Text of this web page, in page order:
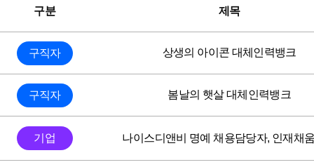
구분 제목
구직자 상생의 아이콘 대체인력뱅크
구직자 봄날의 햇살 대체인력뱅크
기업 나이스디앤비 명예 채용담당자, 인재채